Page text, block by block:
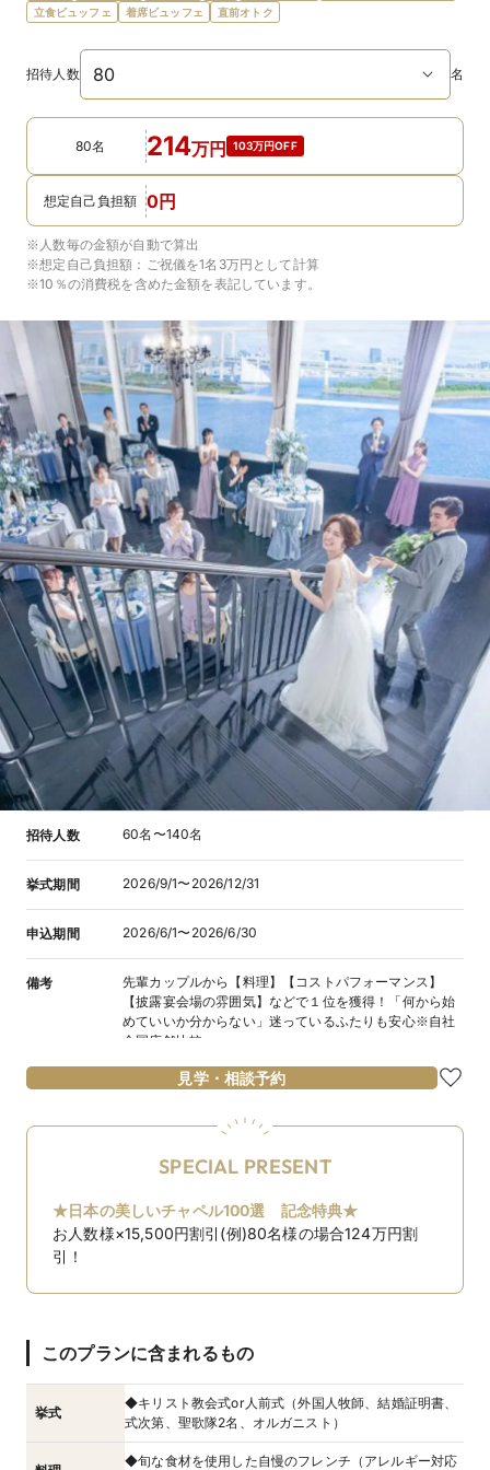
立食ビュッフェ 着席ビュッフェ 直前オトク
招待人数 名
80名 214万円 103万円OFF
想定自己負担額 0円
※人数毎の金額が自動で算出
※想定自己負担額： ご祝儀を1名3万円 として計算
※10％の消費税を含めた金額を表記しています。
招待人数 60名〜140名
挙式期間 2026/9/1〜2026/12/31
申込期間 2026/6/1〜2026/6/30
備考
先輩カップルから【料理】【コストパフォーマンス】
【披露宴会場の雰囲気】などで１位を獲得！「何から始
めていいか分からない」迷っているふたりも安心※自社
全国店舗比較
見学・相談予約
SPECIAL PRESENT
★日本の美しいチャペル100選 記念特典★
お人数様×15,500円割引(例)80名様の場合124万円割
引！
このプランに含まれるもの
挙式
◆キリスト教会式or人前式（外国人牧師、結婚証明書、
式次第、聖歌隊2名、オルガニスト）
◆旬な食材を使用した自慢のフレンチ（アレルギー対応